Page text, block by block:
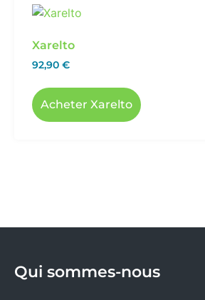
Xarelto
92,90 €
Acheter Xarelto
Qui sommes-nous